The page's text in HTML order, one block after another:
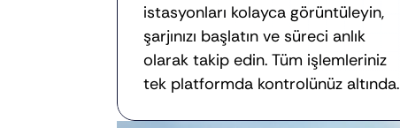
istasyonları kolayca görüntüleyin,
şarjınızı başlatın ve süreci anlık
olarak takip edin. Tüm işlemleriniz
tek platformda kontrolünüz altında.